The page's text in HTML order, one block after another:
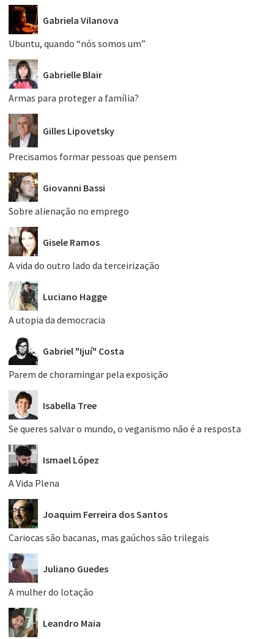
Gabriela Vilanova
Ubuntu, quando “nós somos um”
Gabrielle Blair
Armas para proteger a família?
Gilles Lipovetsky
Precisamos formar pessoas que pensem
Giovanni Bassi
Sobre alienação no emprego
Gisele Ramos
A vida do outro lado da terceirização
Luciano Hagge
A utopia da democracia
Gabriel "Ijuí" Costa
Parem de choramingar pela exposição
Isabella Tree
Se queres salvar o mundo, o veganismo não é a resposta
Ismael López
A Vida Plena
Joaquim Ferreira dos Santos
Cariocas são bacanas, mas gaúchos são trilegais
Juliano Guedes
A mulher do lotação
Leandro Maia